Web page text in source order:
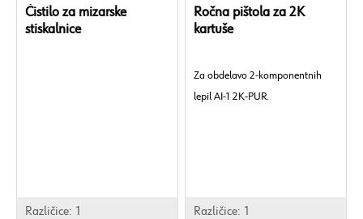
Čistilo za mizarske
stiskalnice
Različice: 1
Ročna pištola za 2K
kartuše
Za obdelavo 2-komponentnih
lepil AI-1 2K-PUR.
Različice: 1